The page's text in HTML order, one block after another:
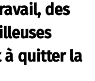
des
à quitter la